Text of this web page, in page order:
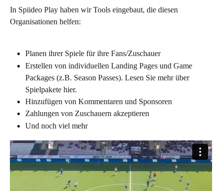
In Spiideo Play haben wir Tools eingebaut, die diesen
Organisationen helfen:
Planen ihrer Spiele für ihre Fans/Zuschauer
Erstellen von individuellen Landing Pages und Game
Packages (z.B. Season Passes). Lesen Sie mehr über
Spielpakete hier.
Hinzufügen von Kommentaren und Sponsoren
Zahlungen von Zuschauern akzeptieren
Und noch viel mehr